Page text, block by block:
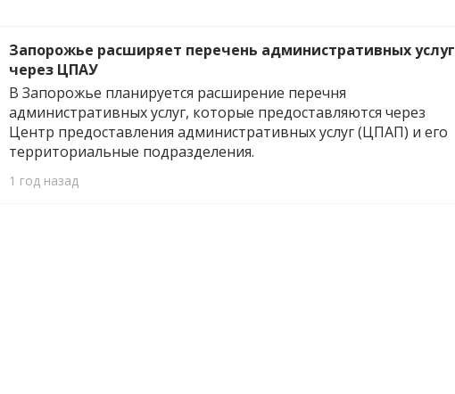
Запорожье расширяет перечень административных услуг
через ЦПАУ
В Запорожье планируется расширение перечня
административных услуг, которые предоставляются через
Центр предоставления административных услуг (ЦПАП) и его
территориальные подразделения.
1 год назад